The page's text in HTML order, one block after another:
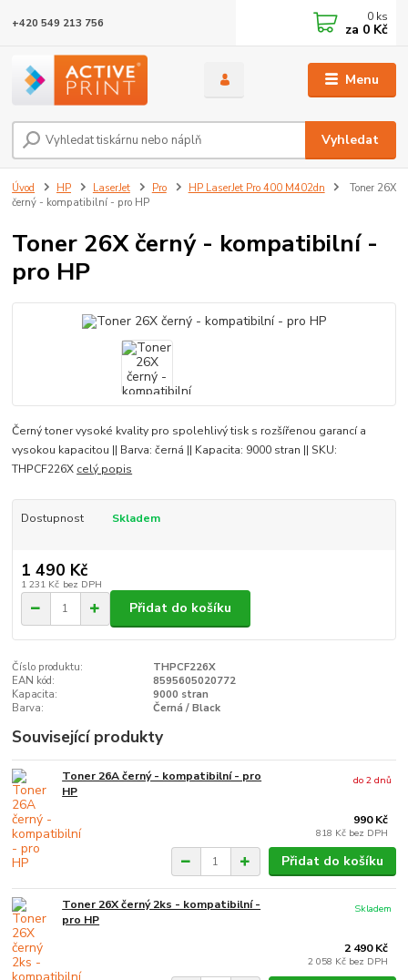
Menu
Vyhledat
+420 549 213 756 0 ks
za 0 Kč
Úvod HP LaserJet Pro HP LaserJet Pro 400 M402dn
Toner 26X
černý - kompatibilní - pro HP
Toner 26X černý - kompatibilní -
pro HP
Černý toner vysoké kvality pro spolehlivý tisk s rozšířenou garancí a
vysokou kapacitou || Barva: černá || Kapacita: 9000 stran || SKU:
THPCF226X celý popis
Dostupnost Skladem
1 490 Kč
1 231 Kč bez DPH
Přidat do košíku
Číslo produktu:
THPCF226X
EAN kód:
8595605020772
Kapacita:
9000 stran
Barva:
Černá / Black
Související produkty
Toner 26A černý - kompatibilní - pro
HP
990 Kč
818 Kč bez DPH
do 2 dnů
Přidat do košíku
Toner 26X černý 2ks - kompatibilní -
pro HP
2 490 Kč
2 058 Kč bez DPH
Skladem